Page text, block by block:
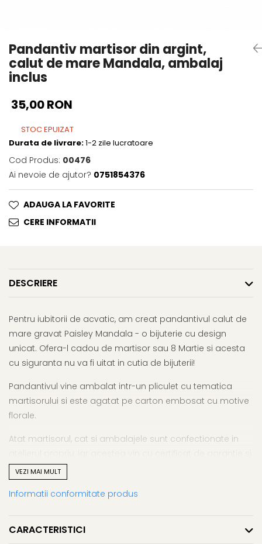
Pandantiv martisor din argint,
calut de mare Mandala, ambalaj
inclus
35,00 RON
STOC EPUIZAT
Durata de livrare:1-2 zile lucratoare
Cod Produs: 00476
Ai nevoie de ajutor? 0751854376
ADAUGA LA FAVORITE
CERE INFORMATII
DESCRIERE
Pentru iubitorii de acvatic, am creat pandantivul calut de
mare gravat Paisley Mandala - o bijuterie cu design
unicat. Ofera-l cadou de martisor sau 8 Martie si acesta
cu siguranta nu va fi uitat in cutia de bijuterii!
Pandantivul vine ambalat intr-un pliculet cu tematica
martisorului si este agatat pe carton embosat cu motive
florale.
Atat martisorul, cat si ambalajele sunt confectionate in
autenticitate.
VEZI MAI MULT
Informatii conformitate produs
CARACTERISTICI